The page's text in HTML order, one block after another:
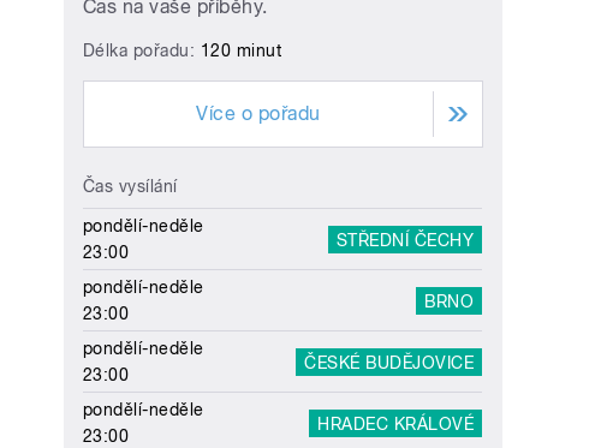
Čas na vaše příběhy.
Délka pořadu: 120 minut
Více o pořadu
Čas vysílání
pondělí-neděle
23:00
STŘEDNÍ ČECHY
pondělí-neděle
23:00
BRNO
pondělí-neděle
23:00
ČESKÉ BUDĚJOVICE
pondělí-neděle
23:00
HRADEC KRÁLOVÉ